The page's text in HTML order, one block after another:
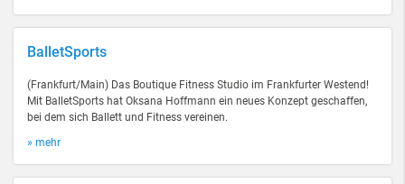
BalletSports
(Frankfurt/Main) Das Boutique Fitness Studio im Frankfurter Westend!
Mit BalletSports hat Oksana Hoffmann ein neues Konzept geschaffen,
bei dem sich Ballett und Fitness vereinen.
» mehr